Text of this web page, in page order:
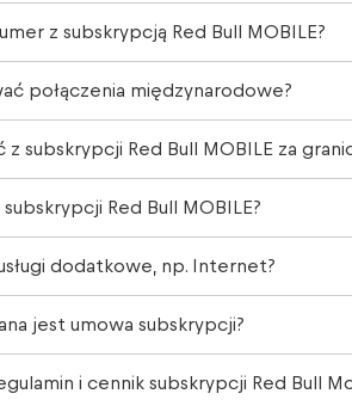
z subskrypcją Red Bull MOBILE?
połączenia międzynarodowe?
subskrypcji Red Bull MOBILE za
Red Bull MOBILE?
dodatkowe, np. Internet?
jest umowa subskrypcji?
i cennik subskrypcji Red Bull